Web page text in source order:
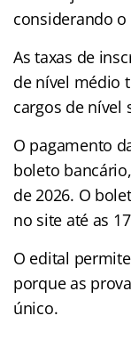
considerando
As taxas de
de nível médio
cargos de nível
O pagamento
boleto
de 2026. O
no site até as
O edital
porque as
único.